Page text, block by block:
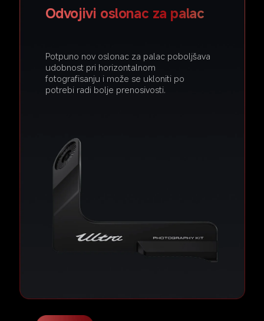
Odvojivi oslonac za palac
Potpuno nov oslonac za palac poboljšava
udobnost pri horizontalnom
fotografisanju i može se ukloniti po
potrebi radi bolje prenosivosti.